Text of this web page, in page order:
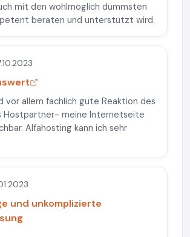
mit den wohlmöglich dümmsten
beraten und unterstützt wird.
vor allem fachlich gute Reaktion des
Hostpartner- meine Internetseite
Alfahosting kann ich sehr
und unkomplizierte